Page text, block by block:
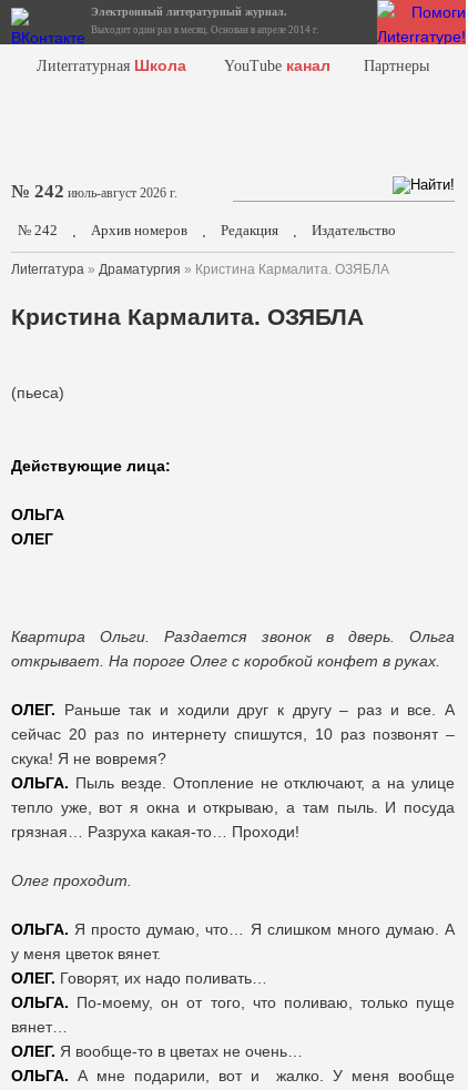
Электронный литературный журнал.
Выходит один раз в месяц. Основан в апреле 2014 г.
Лиterraтурная Школа YouTube канал Партнеры
№ 242 июль-август 2026 г.
№ 242 . Архив номеров . Редакция . Издательство
Лиterraтура » Драматургия » Кристина Кармалита. ОЗЯБЛА
Кристина Кармалита. ОЗЯБЛА
(пьеса)
Действующие лица:
ОЛЬГА
ОЛЕГ
Квартира Ольги. Раздается звонок в дверь. Ольга
открывает. На пороге Олег с коробкой конфет в руках.
ОЛЕГ. Раньше так и ходили друг к другу – раз и все. А
сейчас 20 раз по интернету спишутся, 10 раз позвонят –
скука! Я не вовремя?
ОЛЬГА. Пыль везде. Отопление не отключают, а на улице
тепло уже, вот я окна и открываю, а там пыль. И посуда
грязная… Разруха какая-то… Проходи!
Олег проходит.
ОЛЬГА. Я просто думаю, что… Я слишком много думаю. А
у меня цветок вянет.
ОЛЕГ. Говорят, их надо поливать…
ОЛЬГА. По-моему, он от того, что поливаю, только пуще
вянет…
ОЛЕГ. Я вообще-то в цветах не очень…
ОЛЬГА. А мне подарили, вот и жалко. У меня вообще